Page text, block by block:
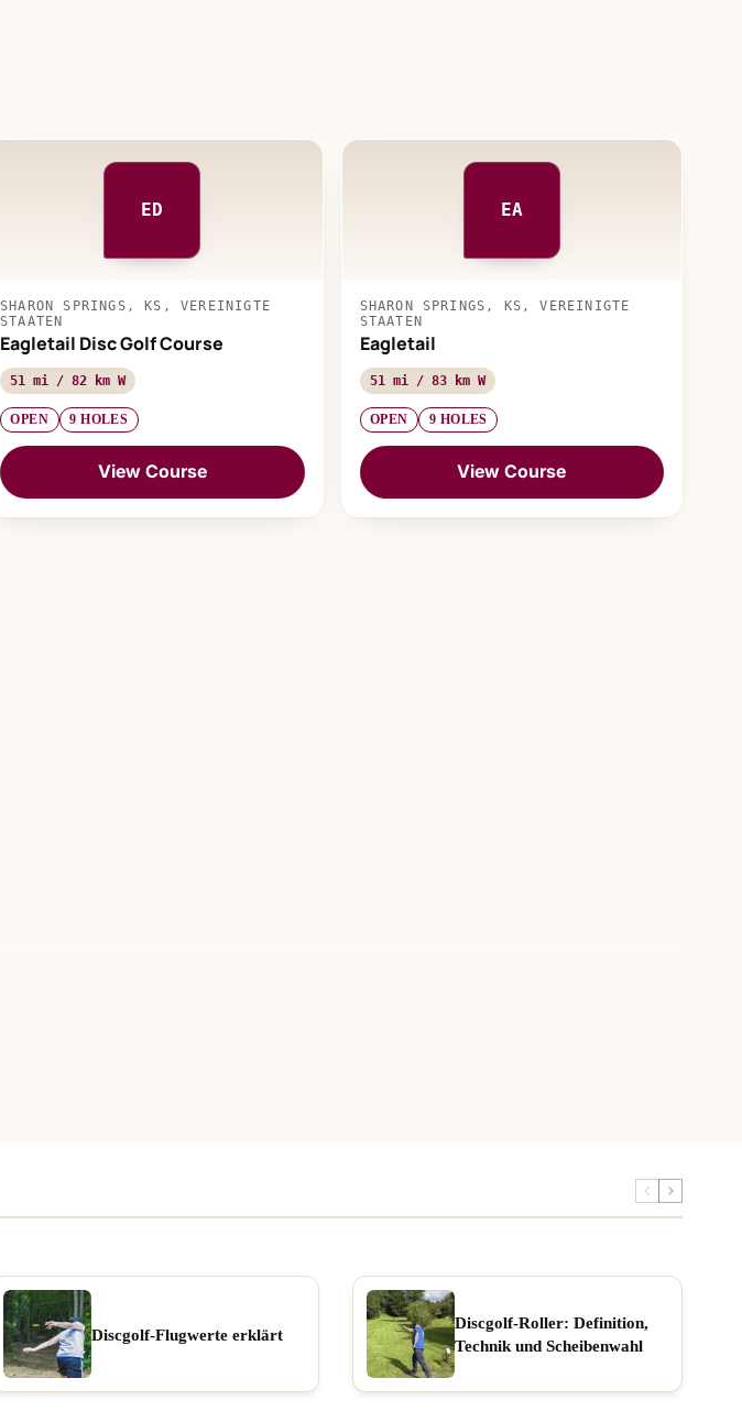
ED
SHARON SPRINGS, KS, VEREINIGTE
STAATEN
Eagletail Disc Golf Course
51 mi / 82 km W
OPEN 9 HOLES
View Course
EA
SHARON SPRINGS, KS, VEREINIGTE
STAATEN
Eagletail
51 mi / 83 km W
OPEN 9 HOLES
View Course
Discgolf-Flugwerte erklärt
Discgolf-Roller: Definition,
Technik und Scheibenwahl